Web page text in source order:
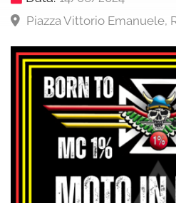
Piazza Vittorio Emanuele,